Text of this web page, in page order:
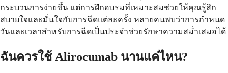
กระบวนการง่ายขึ้น แต่การฝึกอบรมที่เหมาะสมช่วยให้คุณรู้สึก
สบายใจและมั่นใจกับการฉีดแต่ละครั้ง หลายคนพบว่าการกำหนด
วันและเวลาสำหรับการฉีดเป็นประจำช่วยรักษาความสม่ำเสมอได้
ฉันควรใช้ Alirocumab นานแค่ไหน?